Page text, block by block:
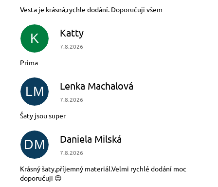
Vesta je krásná,rychle dodání. Doporučuji všem
K Katty
Hodnocení obchodu je 5 z 5 hvězdiček.
7.8.2026
Prima
LM Lenka Machalová
Hodnocení obchodu je 5 z 5 hvězdiček.
7.8.2026
Šaty jsou super
DM Daniela Milská
Hodnocení obchodu je 5 z 5 hvězdiček.
7.8.2026
Krásný šaty,příjemný materiál.Velmi rychlé dodání moc
doporučuji 😍